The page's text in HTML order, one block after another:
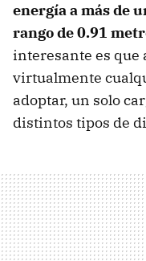
energía a más de
rango de 0.91
interesante es que
virtualmente
adoptar, un solo
distintos tipos de